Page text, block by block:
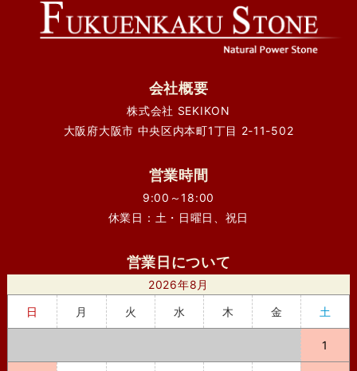
会社概要
株式会社 SEKIKON
大阪府大阪市 中央区内本町1丁目 2-11-502
営業時間
9:00～18:00
休業日：土・日曜日、祝日
営業日について
2026年8月
日
月 火 水 木 金 土
1